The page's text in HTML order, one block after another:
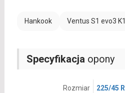
Hankook Ventus S1 evo3
Specyfikacja opony
Rozmiar 225/45